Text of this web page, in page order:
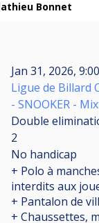
Bonnet
Jan 31, 2026,
Ligue de Billard
- SNOOKER -
Double
2
No handicap
+ Polo à
interdits aux
+ Pantalon de
+ Chaussettes,